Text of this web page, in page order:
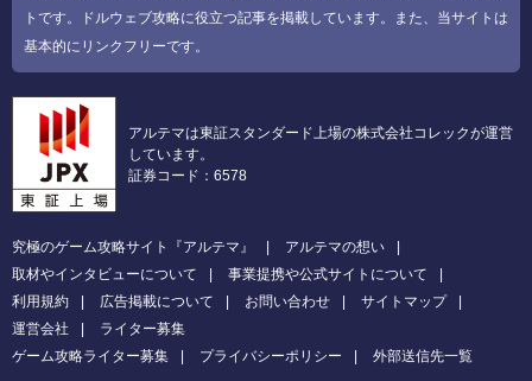
トです。ドルウェブ攻略に役立つ記事を掲載しています。また、当サイトは
基本的にリンクフリーです。
アルテマは東証スタンダード上場の株式会社コレックが運営
しています。
証券コード：6578
究極のゲーム攻略サイト『アルテマ』
アルテマの想い
取材やインタビューについて
事業提携や公式サイトについて
利用規約
広告掲載について お問い合わせ
サイトマップ
運営会社
ライター募集
ゲーム攻略ライター募集
プライバシーポリシー 外部送信先一覧